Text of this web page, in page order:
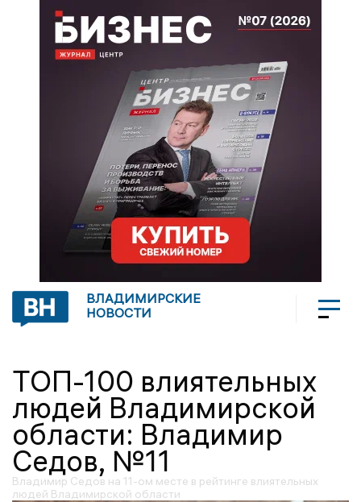
ВЛАДИМИРСКИЕ
НОВОСТИ
ТОП-100 влиятельных
людей Владимирской
области: Владимир
Седов, №11
Владимир Седов на 11-ом месте в рейтинге влиятельных
людей Владимирской области